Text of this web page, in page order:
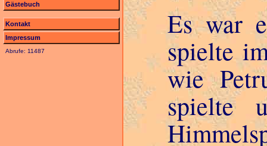
Gästebuch
Kontakt
Impressum
Abrufe: 11487
Es war
spielte
wie
spielte